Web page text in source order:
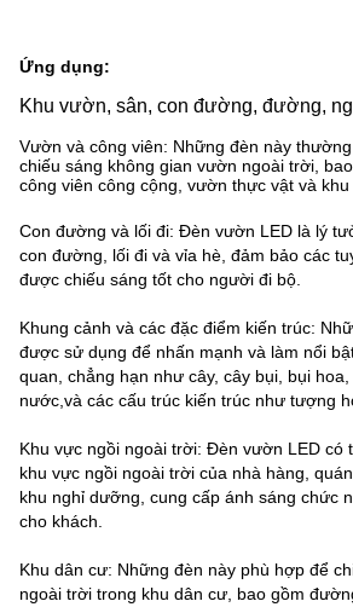
Ứng dụng:
Khu vườn, sân, con đường, đường,
Vườn và công viên: Những đèn này
chiếu sáng không gian vườn ngoài trời,
công viên công cộng, vườn thực vật và khu
Con đường và lối đi: Đèn vườn LED là lý
con đường, lối đi và vỉa hè, đảm bảo các
được chiếu sáng tốt cho người đi bộ.
Khung cảnh và các đặc điểm kiến trúc:
được sử dụng để nhấn mạnh và làm nổi
quan, chẳng hạn như cây, cây bụi, bụi
nước,và các cấu trúc kiến trúc như tượng
Khu vực ngồi ngoài trời: Đèn vườn LED có
khu vực ngồi ngoài trời của nhà hàng,
khu nghỉ dưỡng, cung cấp ánh sáng chức
cho khách.
Khu dân cư: Những đèn này phù hợp để
ngoài trời trong khu dân cư, bao gồm